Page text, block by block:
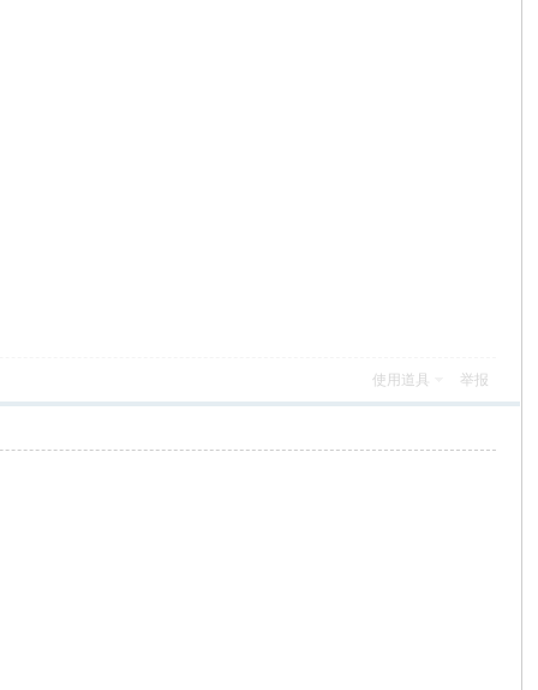
使用道具 举报